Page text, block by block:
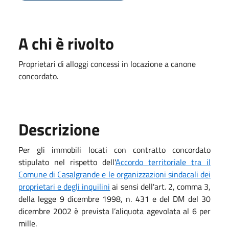
A chi è rivolto
Proprietari di alloggi concessi in locazione a canone
concordato.
Descrizione
Per gli immobili locati con contratto concordato
stipulato nel rispetto dell'Accordo territoriale tra il
Comune di Casalgrande e le organizzazioni sindacali dei
proprietari e degli inquilini ai sensi dell'art. 2, comma 3,
della legge 9 dicembre 1998, n. 431 e del DM del 30
dicembre 2002 è prevista l’aliquota agevolata al 6 per
mille.